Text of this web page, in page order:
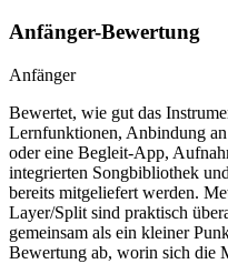
Anfänger-Bewertung
Anfänger
Bewertet, wie gut das
Lernfunktionen, Anbindung
oder eine Begleit-App,
integrierten Songbibliothek
bereits mitgeliefert werden.
Layer/Split sind praktisch
gemeinsam als ein kleiner
Bewertung ab, worin sich die